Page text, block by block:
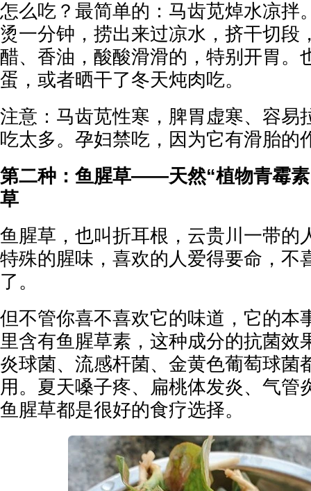
怎么吃？最简单的：马齿苋焯水凉拌
烫一分钟，捞出来过凉水，挤干切段
醋、香油，酸酸滑滑的，特别开胃。
蛋，或者晒干了冬天炖肉吃。
注意：马齿苋性寒，脾胃虚寒、容易
吃太多。孕妇禁吃，因为它有滑胎的
第二种：鱼腥草——天然“植物青霉
草
鱼腥草，也叫折耳根，云贵川一带的
特殊的腥味，喜欢的人爱得要命，不
了。
但不管你喜不喜欢它的味道，它的
里含有鱼腥草素，这种成分的抗菌效
炎球菌、流感杆菌、金黄色葡萄球菌
用。夏天嗓子疼、扁桃体发炎、气管
鱼腥草都是很好的食疗选择。